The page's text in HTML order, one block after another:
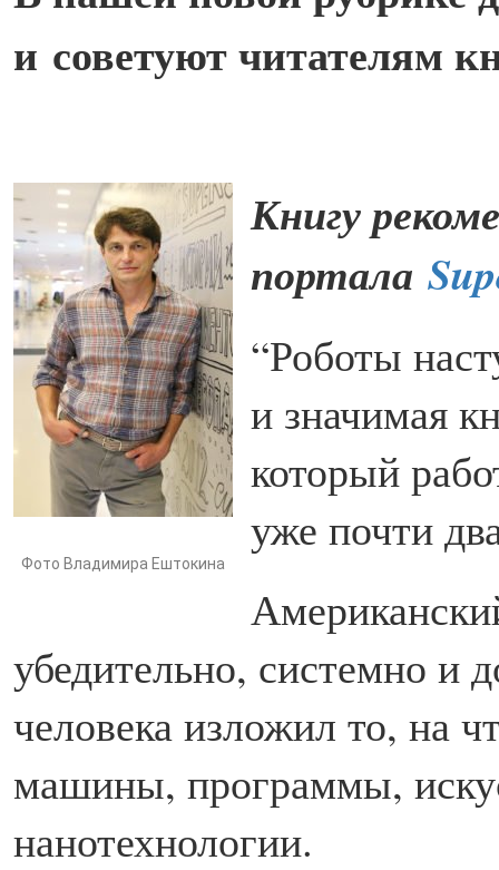
и советуют читателям
Фото Владимира Ештокина
Книгу
портала
“Роботы
и значимая
который
уже почти
убедительно, системно и
человека изложил то, на
машины, программы,
нанотехнологии.